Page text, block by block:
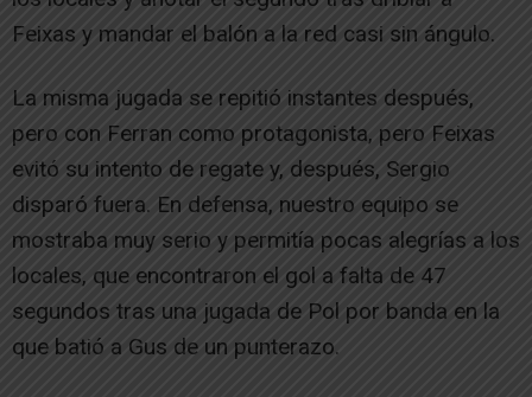
Feixas y mandar el balón a la red casi sin ángulo.
La misma jugada se repitió instantes después,
pero con Ferran como protagonista, pero Feixas
evitó su intento de regate y, después, Sergio
disparó fuera. En defensa, nuestro equipo se
mostraba muy serio y permitía pocas alegrías a los
locales, que encontraron el gol a falta de 47
segundos tras una jugada de Pol por banda en la
que batió a Gus de un punterazo.